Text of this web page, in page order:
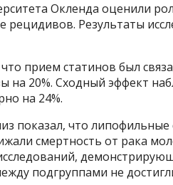
Окленда оценили
рецидивов. Результаты
прием статинов был
на 20%. Сходный эффект
на 24%.
показал, что
смертность от рака
подгруппами не